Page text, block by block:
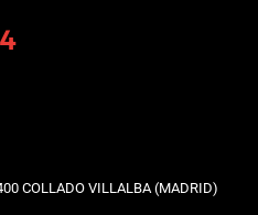
COLLADO VILLALBA (MADRID)